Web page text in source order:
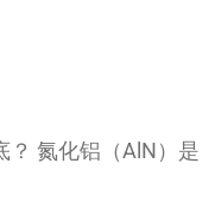
？ 氮化铝（AlN）是